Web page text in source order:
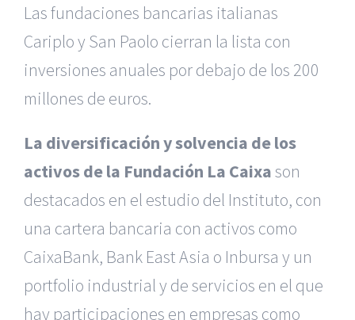
Las fundaciones bancarias italianas
Cariplo y San Paolo cierran la lista con
inversiones anuales por debajo de los 200
millones de euros.
La diversificación y solvencia de los
activos de la Fundación La Caixason
destacados en el estudio del Instituto, con
una cartera bancaria con activos como
CaixaBank, Bank East Asia o Inbursa y un
portfolio industrial y de servicios en el que
hay participaciones en empresas como